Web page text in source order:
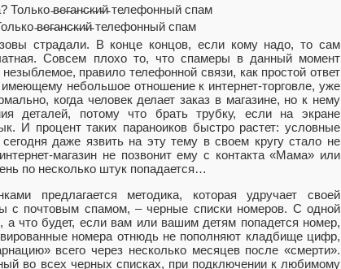
̵в̵е̵г̵а̵н̵с̵к̵и̵й̵ телефонный спам
страдали. В конце концов, если кому надо, то сам
Совсем плохо то, что спамеры в данный момент
правило телефонной связи, как простой ответ
небольшое отношение к интернет-торговле, уже
когда человек делает заказ в магазине, но к нему
деталей, потому что брать трубку, если на экране
И процент таких параноиков быстро растет: условные
даже язвить на эту тему в своем кругу стало не
магазин не позвонит ему с контакта «Мама» или
по несколько штук попадается…
предлагается методика, которая удручает своей
с почтовым спамом, – черные списки номеров. С одной
а что будет, если вам или вашим детям попадется номер,
номера отнюдь не пополняют кладбище цифр,
всего через несколько месяцев после «смерти».
во всех черных списках, при подключении к любимому